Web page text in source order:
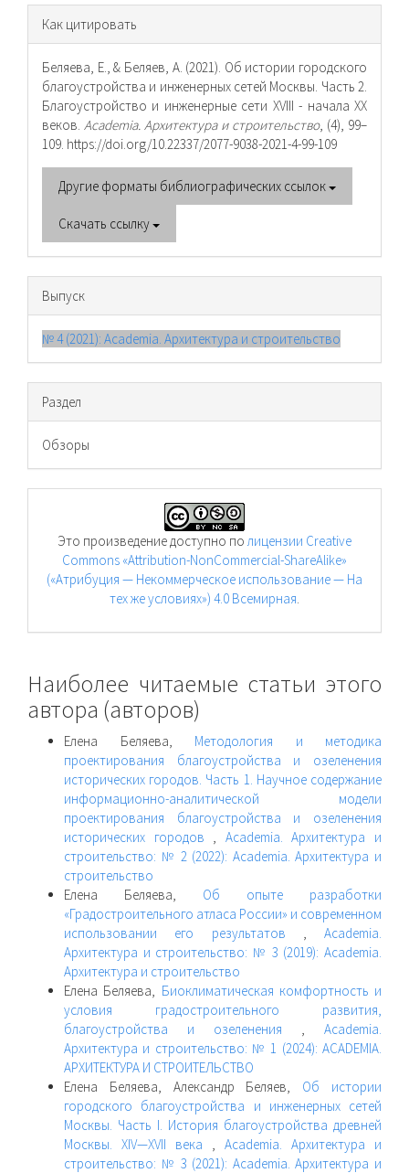
Информация
о статье
Как цитировать
Беляева, Е., & Беляев, А. (2021). Об истории городского
благоустройства и инженерных сетей Москвы. Часть 2.
Благоустройство и инженерные сети XVIII - начала XX
веков. Academia. Архитектура и строительство, (4), 99–
109. https://doi.org/10.22337/2077-9038-2021-4-99-109
Другие форматы библиографических ссылок
Скачать ссылку
Выпуск
№ 4 (2021): Academia. Архитектура и строительство
Раздел
Обзоры
Это произведение доступно полицензии Creative
Commons «Attribution-NonCommercial-ShareAlike»
(«Атрибуция — Некоммерческое использование — На
тех же условиях») 4.0 Всемирная.
Наиболее читаемые статьи этого
автора (авторов)
Елена Беляева, Методология и методика
проектирования благоустройства и озеленения
исторических городов. Часть 1. Научное содержание
информационно-аналитической модели
проектирования благоустройства и озеленения
исторических городов , Academia. Архитектура и
строительство: № 2 (2022): Academia. Архитектура и
строительство
Елена Беляева, Об опыте разработки
«Градостроительного атласа России» и современном
использовании его результатов , Academia.
Архитектура и строительство: № 3 (2019): Academia.
Архитектура и строительство
Елена Беляева, Биоклиматическая комфортность и
условия градостроительного развития,
благоустройства и озеленения , Academia.
Архитектура и строительство: № 1 (2024): ACADEMIA.
АРХИТЕКТУРА И СТРОИТЕЛЬСТВО
Елена Беляева, Александр Беляев, Об истории
городского благоустройства и инженерных сетей
Москвы. Часть I. История благоустройства древней
Москвы. XIV—XVII века , Academia. Архитектура и
строительство: № 3 (2021): Academia. Архитектура и